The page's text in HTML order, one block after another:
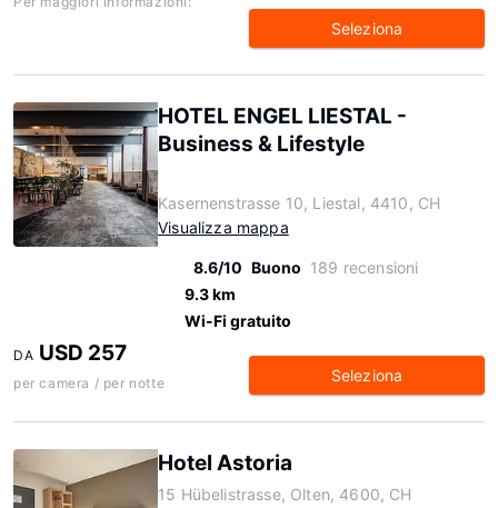
Seleziona
HOTEL ENGEL LIESTAL -
Business & Lifestyle
Kasernenstrasse 10, Liestal, 4410, CH
Visualizza mappa
8.6/10 Buono 189 recensioni
9.3 km
Wi-Fi gratuito
DA USD 257
per camera / per notte Seleziona
Hotel Astoria
15 Hübelistrasse, Olten, 4600, CH